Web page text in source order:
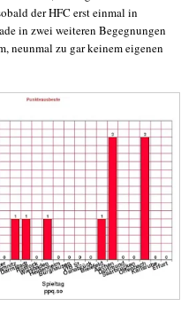
der HFC erst einmal in
in zwei weiteren Begegnungen
neunmal zu gar keinem eigenen